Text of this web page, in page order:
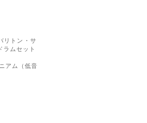
リトン・サ
ムセット
アム（低音